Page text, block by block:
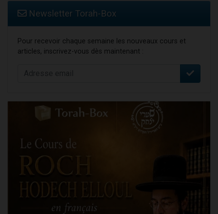
Newsletter Torah-Box
Pour recevoir chaque semaine les nouveaux cours et
articles, inscrivez-vous dès maintenant :